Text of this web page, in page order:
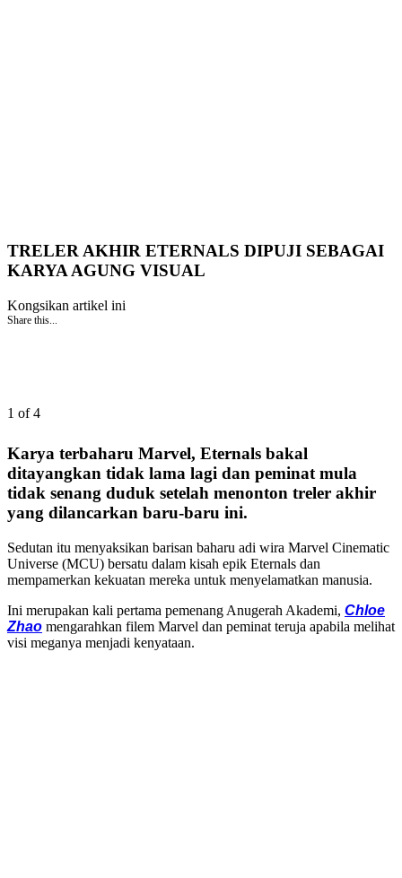
TRELER AKHIR ETERNALS DIPUJI SEBAGAI
KARYA AGUNG VISUAL
Kongsikan artikel ini
Share this...
1 of 4
Karya terbaharu Marvel, Eternals bakal
ditayangkan tidak lama lagi dan peminat mula
tidak senang duduk setelah menonton treler akhir
yang dilancarkan baru-baru ini.
Sedutan itu menyaksikan barisan baharu adi wira Marvel Cinematic
Universe (MCU) bersatu dalam kisah epik Eternals dan
mempamerkan kekuatan mereka untuk menyelamatkan manusia.
Ini merupakan kali pertama pemenang Anugerah Akademi, Chloe
Zhao mengarahkan filem Marvel dan peminat teruja apabila melihat
visi meganya menjadi kenyataan.